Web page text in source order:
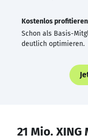
Kostenlos profitieren
Schon als Basis-
deutlich optimieren.
21 Mio.